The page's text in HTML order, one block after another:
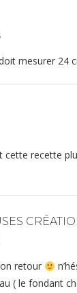
mesurer 24
cette recette
retour
( le fondant